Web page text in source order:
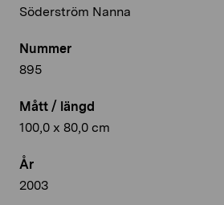
Söderström Nanna
Nummer
895
Mått / längd
100,0 x 80,0 cm
År
2003